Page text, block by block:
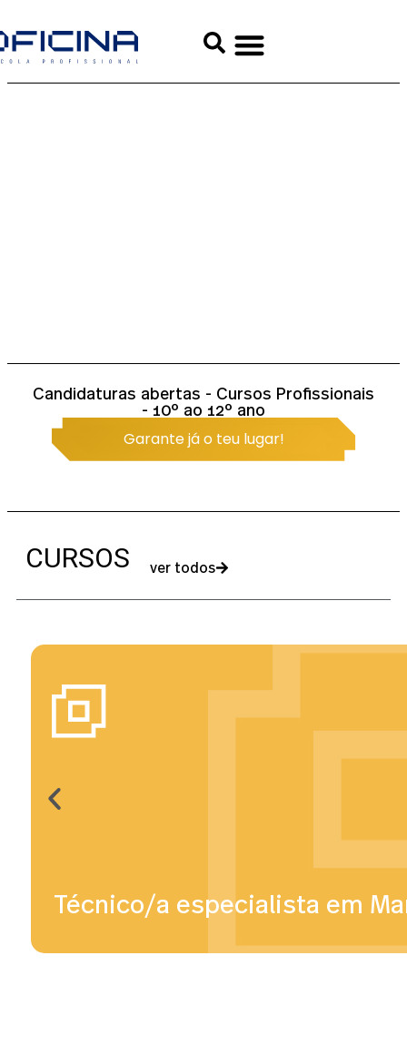
Candidaturas abertas - Cursos Profissionais
- 10º ao 12º ano
Garante já o teu lugar!
CURSOS ver todos
Técnico/a especialista em